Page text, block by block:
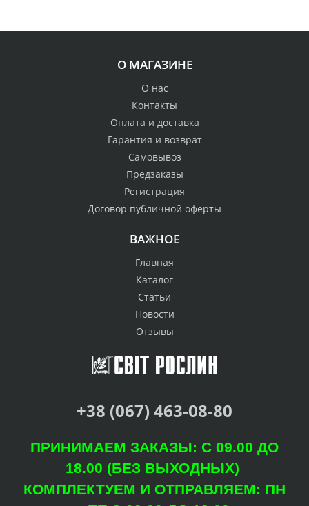
О МАГАЗИНЕ
О нас
Контакты
Оплата и доставка
Гарантия и возврат
Самовывоз
Предзаказы
Регистрация
Договор публичной оферты
ВАЖНОЕ
Главная
Каталог
Статьи
Новости
Отзывы
+38 (067) 463-08-80
ПРИНИМАЕМ ЗАКАЗЫ: С 09.00 ДО
18.00 (БЕЗ ВЫХОДНЫХ)
КОМПЛЕКТУЕМ И ОТПРАВЛЯЕМ: ПН